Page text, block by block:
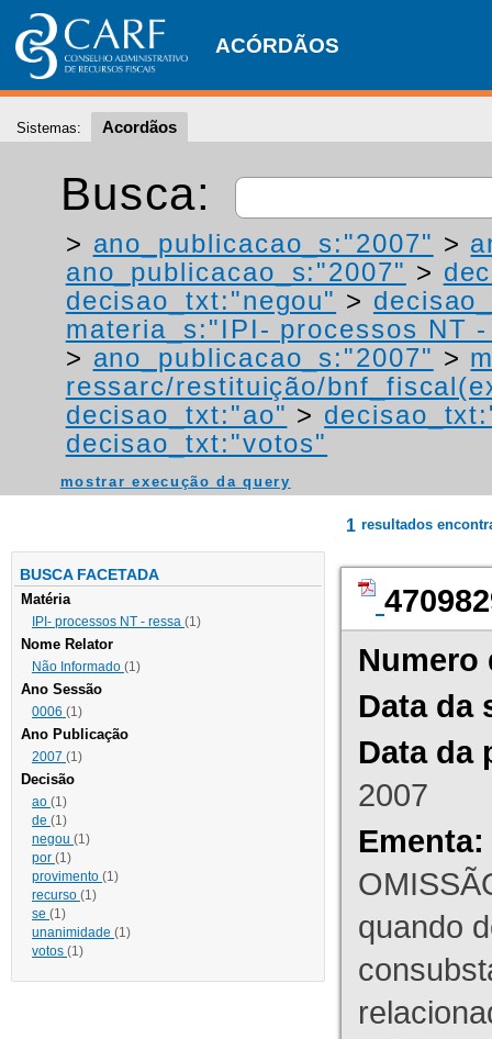
ACÓRDÃOS
Sistemas: Acordãos
Busca:
> ano_publicacao_s:"2007" >
ano_publicacao_s:"2007" >
decisao_txt:"negou" >
materia_s:"IPI- processos NT
> ano_publicacao_s:"2007" >
ressarc/restituição/
decisao_txt:"ao" >
decisao_txt:"votos"
mostrar execução da query
BUSCA FACETADA
Matéria
IPI- processos NT - ressa (1)
Nome Relator
Não Informado (1)
Ano Sessão
0006 (1)
Ano Publicação
2007 (1)
Decisão
ao (1)
de (1)
negou (1)
por (1)
provimento (1)
recurso (1)
se (1)
unanimidade (1)
votos (1)
1 resultados
Numero
Data da
Data da
2007
Ementa:
quando